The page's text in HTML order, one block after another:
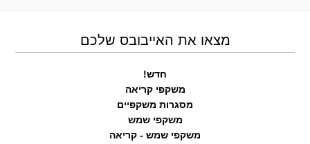
מצאו את האייבובס שלכם
חדש!
משקפי קריאה
מסגרות משקפיים
משקפי שמש
משקפי שמש - קריאה